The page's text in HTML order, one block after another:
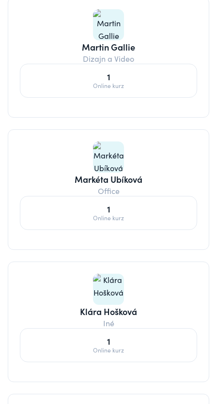
Martin Gallie
Dizajn a Video
1
Online kurz
Markéta Ubíková
Office
1
Online kurz
Klára Hošková
Iné
1
Online kurz